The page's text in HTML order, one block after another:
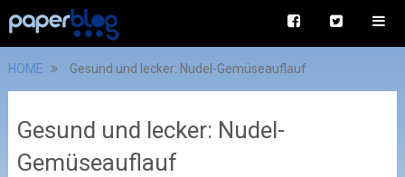
HOME Gesund und lecker: Nudel-Gemüseauflauf
Gesund und lecker: Nudel-
Gemüseauflauf